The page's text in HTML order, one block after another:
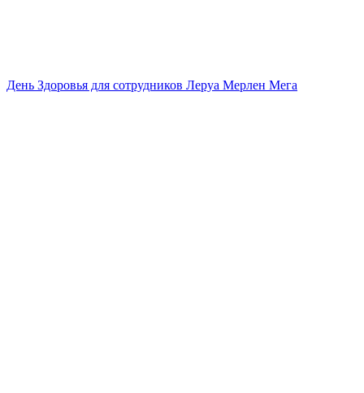
День Здоровья для сотрудников Леруа Мерлен Мега